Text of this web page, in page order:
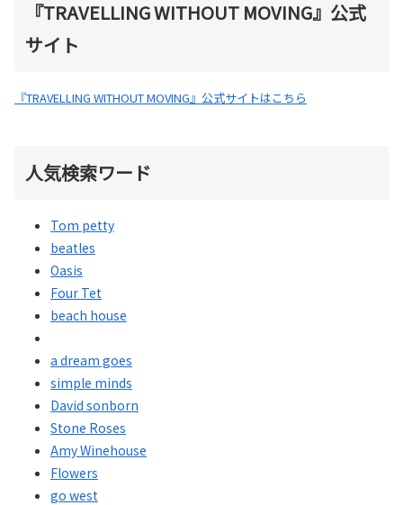
『TRAVELLING WITHOUT MOVING』公式
サイト
『TRAVELLING WITHOUT MOVING』公式サイトはこちら
人気検索ワード
Tom petty
beatles
Oasis
Four Tet
beach house
a dream goes
simple minds
David sonborn
Stone Roses
Amy Winehouse
Flowers
go west